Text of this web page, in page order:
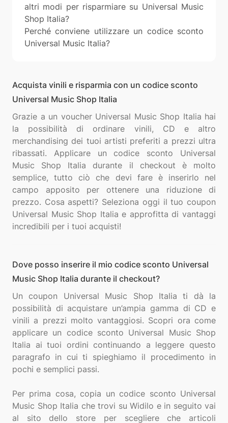
altri modi per risparmiare su Universal Music
Shop Italia?
Perché conviene utilizzare un codice sconto
Universal Music Italia?
Acquista vinili e risparmia con un codice sconto
Universal Music Shop Italia
Grazie a un voucher Universal Music Shop Italia hai
la possibilità di ordinare vinili, CD e altro
merchandising dei tuoi artisti preferiti a prezzi ultra
ribassati. Applicare un codice sconto Universal
Music Shop Italia durante il checkout è molto
semplice, tutto ciò che devi fare è inserirlo nel
campo apposito per ottenere una riduzione di
prezzo. Cosa aspetti? Seleziona oggi il tuo coupon
Universal Music Shop Italia e approfitta di vantaggi
Dove posso inserire il mio codice sconto Universal
Music Shop Italia durante il checkout?
Un coupon Universal Music Shop Italia ti dà la
possibilità di acquistare un’ampia gamma di CD e
vinili a prezzi molto vantaggiosi. Scopri ora come
applicare un codice sconto Universal Music Shop
Italia ai tuoi ordini continuando a leggere questo
paragrafo in cui ti spieghiamo il procedimento in
pochi e semplici passi.
Per prima cosa, copia un codice sconto Universal
Music Shop Italia che trovi su Widilo e in seguito vai
al sito dello store per scegliere che articoli